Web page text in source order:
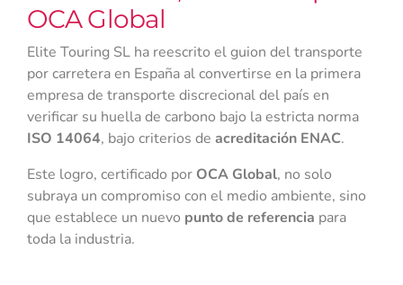
OCA Global
Elite Touring SL ha reescrito el guion del transporte
por carretera en España al convertirse en la primera
empresa de transporte discrecional del país en
verificar su huella de carbono bajo la estricta norma
ISO 14064, bajo criterios de acreditación ENAC.
Este logro, certificado por OCA Global, no solo
subraya un compromiso con el medio ambiente, sino
que establece un nuevo punto de referencia para
toda la industria.